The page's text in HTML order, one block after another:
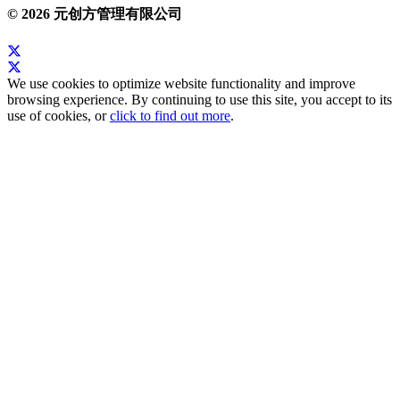
© 2026 元创方管理有限公司
We use cookies to optimize website functionality and improve
browsing experience. By continuing to use this site, you accept to its
use of cookies, orclick to find out more.